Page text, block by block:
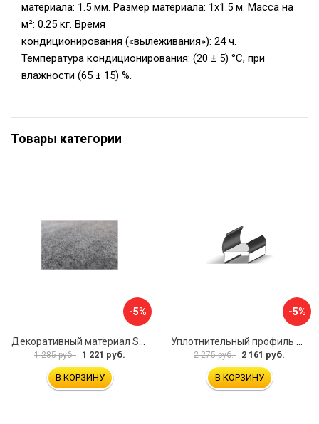
материала: 1.5 мм. Размер материала: 1х1.5 м. Масса на
м²: 0.25 кг. Время
кондиционирования («вылеживания»): 24 ч.
Температура кондиционирования: (20 ± 5) °C, при
влажности (65 ± 15) %.
Товары категории
-5%
1 285 руб. 1 221 руб.
В КОРЗИНУ
-5%
2 275 руб. 2 161 руб.
В КОРЗИНУ